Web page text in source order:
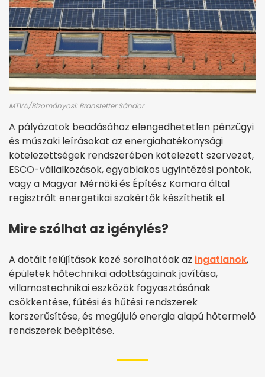
MTVA/Bizományosi: Branstetter Sándor
A pályázatok beadásához elengedhetetlen pénzügyi
és műszaki leírásokat az energiahatékonysági
kötelezettségek rendszerében kötelezett szervezet,
ESCO-vállalkozások, egyablakos ügyintézési pontok,
vagy a Magyar Mérnöki és Építész Kamara által
regisztrált energetikai szakértők készíthetik el.
Mire szólhat az igénylés?
A dotált felújítások közé sorolhatóak az ingatlanok,
épületek hőtechnikai adottságainak javítása,
villamostechnikai eszközök fogyasztásának
csökkentése, fűtési és hűtési rendszerek
korszerűsítése, és megújuló energia alapú hőtermelő
rendszerek beépítése.